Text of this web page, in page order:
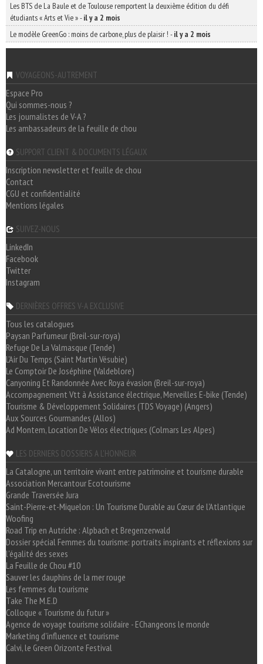
Les BTS de La Baule et de Toulouse remportent la deuxième édition du défi
étudiants « Arts et Vie »-il y a 2 mois
Le modèle GreenGo : moins de carbone, plus de plaisir ! -il y a 2 mois
VOYAGEONS-AUTREMENT
Espace Pro
Qui sommes-nous ?
Les journalistes de V-A ?
Les ambassadeurs de la feuille de chou
SUPPORT CLIENT & DOCUMENTS LÉGAUX
Inscription newsletter et feuille de chou
Contact
CGU et confidentialité
Mentions légales
SUIVEZ-NOUS
LinkedIn
Facebook
Twitter
Instagram
DERNIÈRES OFFRES V-A EXCLUSIVE
Tous les catalogues
Paysan Parfumeur (Breil-sur-roya)
Refuge De La Valmasque (Tende)
L'Air Du Temps (Saint Martin Vésubie)
Le Comptoir De Joséphine (Valdeblore)
Canyoning Et Randonnée Avec Roya évasion (Breil-sur-roya)
Accompagnement Vtt à Assistance électrique, Merveilles E-bike (Tende)
Tourisme & Développement Solidaires (TDS Voyage) (Angers)
Aux Sources Gourmandes (Allos)
Ad Montem, Location De Vélos électriques (Colmars Les Alpes)
LES DERNIERS DOSSIERS A L'HONNEUR
La Catalogne, un territoire vivant entre patrimoine et tourisme durable
Association Mercantour Ecotourisme
Grande Traversée Jura
Saint-Pierre-et-Miquelon : Un Tourisme Durable au Cœur de l'Atlantique
Woofing
Road Trip en Autriche : Alpbach et Bregenzerwald
Dossier spécial Femmes du tourisme: portraits inspirants et réflexions sur
l'égalité des sexes
La Feuille de Chou #10
Sauver les dauphins de la mer rouge
Les femmes du tourisme
Take The M.E.D
Colloque « Tourisme du futur »
Agence de voyage tourisme solidaire - EChangeons le monde
Marketing d'influence et tourisme
Calvi, le Green Orizonte Festival